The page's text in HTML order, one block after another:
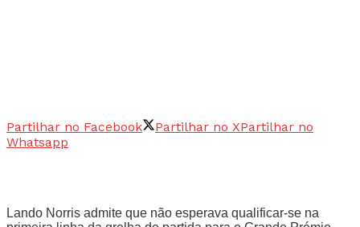
Partilhar no Facebook Partilhar no XPartilhar no
Whatsapp
Lando Norris admite que não esperava qualificar-se na